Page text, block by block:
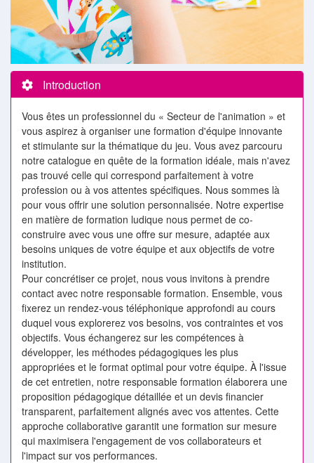
Introduction
Vous êtes un professionnel du « Secteur de l'animation » et
vous aspirez à organiser une formation d'équipe innovante
et stimulante sur la thématique du jeu. Vous avez parcouru
notre catalogue en quête de la formation idéale, mais n'avez
pas trouvé celle qui correspond parfaitement à votre
profession ou à vos attentes spécifiques. Nous sommes là
pour vous offrir une solution personnalisée. Notre expertise
en matière de formation ludique nous permet de co-
construire avec vous une offre sur mesure, adaptée aux
besoins uniques de votre équipe et aux objectifs de votre
institution.
Pour concrétiser ce projet, nous vous invitons à prendre
contact avec notre responsable formation. Ensemble, vous
fixerez un rendez-vous téléphonique approfondi au cours
duquel vous explorerez vos besoins, vos contraintes et vos
objectifs. Vous échangerez sur les compétences à
développer, les méthodes pédagogiques les plus
appropriées et le format optimal pour votre équipe. À l'issue
de cet entretien, notre responsable formation élaborera une
proposition pédagogique détaillée et un devis financier
transparent, parfaitement alignés avec vos attentes. Cette
approche collaborative garantit une formation sur mesure
qui maximisera l'engagement de vos collaborateurs et
l'impact sur vos performances.